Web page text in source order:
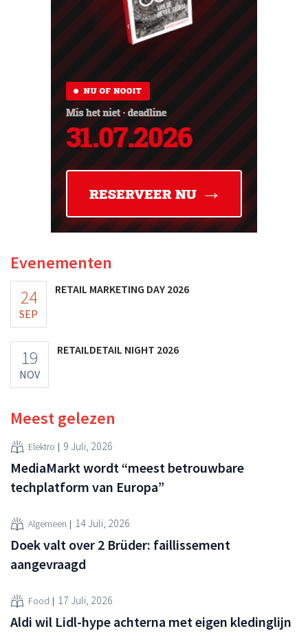
Evenementen
24
SEP
RETAIL MARKETING DAY 2026
19
NOV
RETAILDETAIL NIGHT 2026
Meest gelezen
Elektro 9 Juli, 2026
MediaMarkt wordt “meest betrouwbare
techplatform van Europa”
Algemeen 14 Juli, 2026
Doek valt over 2 Brüder: faillissement
aangevraagd
Food 17 Juli, 2026
Aldi wil Lidl-hype achterna met eigen kledinglijn